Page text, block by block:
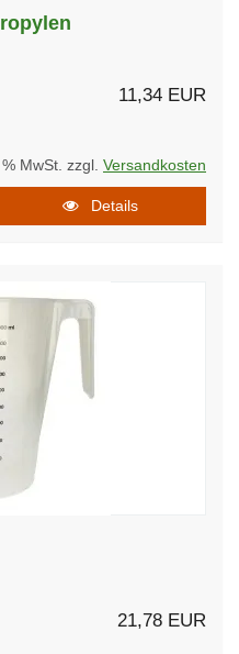
11,34 EUR
MwSt. zzgl. Versandkosten
Details
21,78 EUR